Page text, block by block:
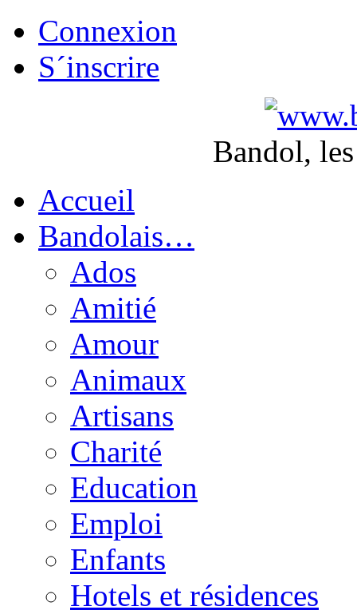
Connexion
S´inscrire
Bandol,
Accueil
Bandolais…
Ados
Amitié
Amour
Animaux
Artisans
Charité
Education
Emploi
Enfants
Hotels et résidences